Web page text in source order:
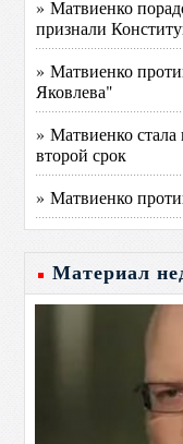
» Матвиенко
признали
» Матвиенко
Яковлева"
» Матвиенко стала
второй срок
» Матвиенко
Материал